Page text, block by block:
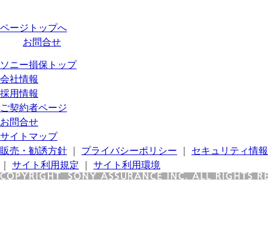
ページトップへ
お問合せ
ソニー損保トップ
会社情報
採用情報
ご契約者ページ
お問合せ
サイトマップ
販売・勧誘方針
プライバシーポリシー
セキュリティ情報
サイト利用規定 サイト利用環境